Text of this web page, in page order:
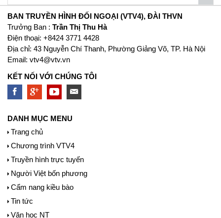
BAN TRUYỀN HÌNH ĐỐI NGOẠI (VTV4), ĐÀI THVN
Trưởng Ban : Trần Thị Thu Hà
Ðiện thoại: +8424 3771 4428
Địa chỉ: 43 Nguyễn Chí Thanh, Phường Giảng Võ, TP. Hà Nội
Email: vtv4@vtv.vn
KẾT NỐI VỚI CHÚNG TÔI
DANH MỤC MENU
Trang chủ
Chương trình VTV4
Truyền hình trực tuyến
Người Việt bốn phương
Cẩm nang kiều bào
Tin tức
Văn học NT